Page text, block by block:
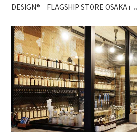
DESIGN®︎ FLAGSHIP STORE OSAKA」。